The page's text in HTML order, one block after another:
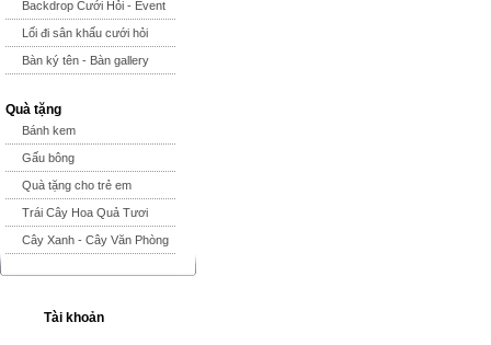
Backdrop Cưới Hỏi - Event
Lối đi sân khấu cưới hỏi
Bàn ký tên - Bàn gallery
Quà tặng
Bánh kem
Gấu bông
Quà tặng cho trẻ em
Trái Cây Hoa Quả Tươi
Cây Xanh - Cây Văn Phòng
Tài khoản